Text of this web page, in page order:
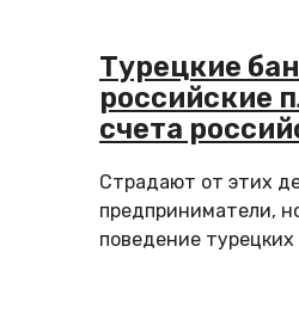
Турецкие
российские
счета
Страдают от этих
предприниматели,
поведение турецких